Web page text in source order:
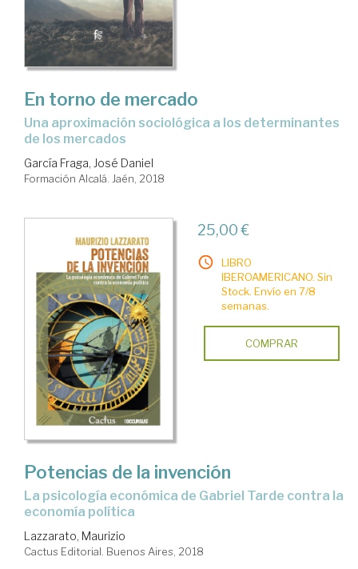
En torno de mercado
una aproximación sociológica a los determinantes
de los mercados
García Fraga, José Daniel
Formación Alcalá. Jaén, 2018
25,00 €
LIBRO
IBEROAMERICANO. Sin
Stock. Envío en 7/8
semanas.
COMPRAR
Potencias de la invención
la psicología económica de Gabriel Tarde contra la
economía política
Lazzarato, Maurizio
Cactus Editorial. Buenos Aires, 2018